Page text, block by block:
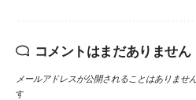
コメントはまだありません
メールアドレスが公開されることはありません
す